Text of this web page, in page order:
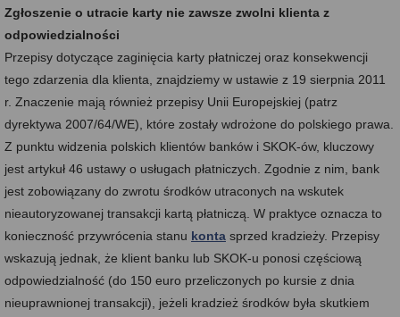
Zgłoszenie o utracie karty nie zawsze zwolni klienta z
odpowiedzialności
Przepisy dotyczące zaginięcia karty płatniczej oraz konsekwencji
tego zdarzenia dla klienta, znajdziemy w ustawie z 19 sierpnia 2011
r. Znaczenie mają również przepisy Unii Europejskiej (patrz
dyrektywa 2007/64/WE), które zostały wdrożone do polskiego prawa.
Z punktu widzenia polskich klientów banków i SKOK-ów, kluczowy
jest artykuł 46 ustawy o usługach płatniczych. Zgodnie z nim, bank
jest zobowiązany do zwrotu środków utraconych na wskutek
nieautoryzowanej transakcji kartą płatniczą. W praktyce oznacza to
konieczność przywrócenia stanu konta sprzed kradzieży. Przepisy
wskazują jednak, że klient banku lub SKOK-u ponosi częściową
odpowiedzialność (do 150 euro przeliczonych po kursie z dnia
nieuprawnionej transakcji), jeżeli kradzież środków była skutkiem